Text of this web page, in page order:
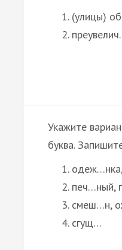
(улицы)
Укажите
буква.
печ…ный,
смеш…н,
сгущ…